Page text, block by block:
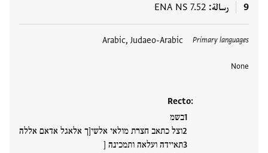
9 رسالة ENA NS 7.52
Primary languages
Arabic, Judaeo-Arabic
None
Recto:
בשמ
וצל כתאב חצרת מולאי אלשי[ך אלאגל אדאם אללה
תאיידה ועלאה ותמכינה [
العلامات